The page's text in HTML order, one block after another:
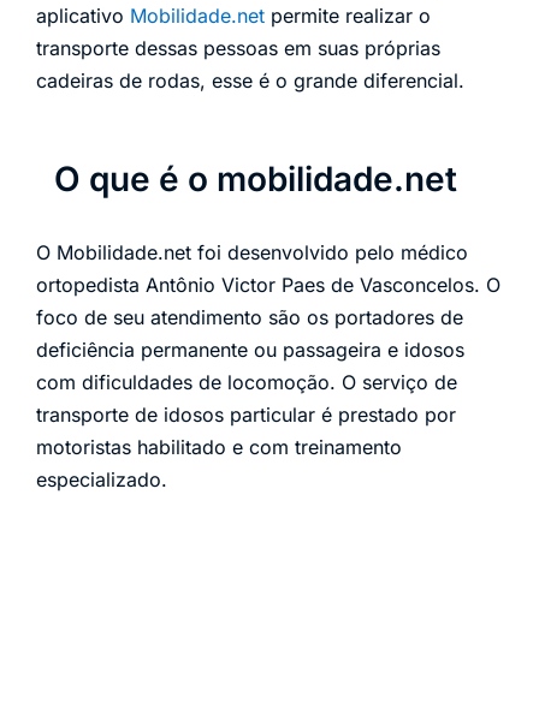
aplicativo Mobilidade.net permite realizar o
transporte dessas pessoas em suas próprias
cadeiras de rodas, esse é o grande diferencial.
O que é o mobilidade.net
O Mobilidade.net foi desenvolvido pelo médico
ortopedista Antônio Victor Paes de Vasconcelos. O
foco de seu atendimento são os portadores de
deficiência permanente ou passageira e idosos
com dificuldades de locomoção. O serviço de
transporte de idosos particular é prestado por
motoristas habilitado e com treinamento
especializado.